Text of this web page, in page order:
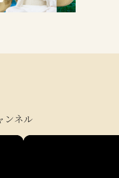
ンネル